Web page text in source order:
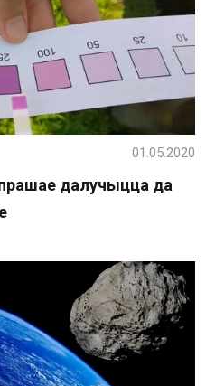
далучыцца да
01.05.2020